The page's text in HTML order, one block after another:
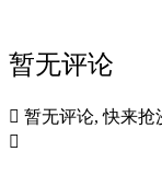
暂无评论
 暂无评论, 快来抢
